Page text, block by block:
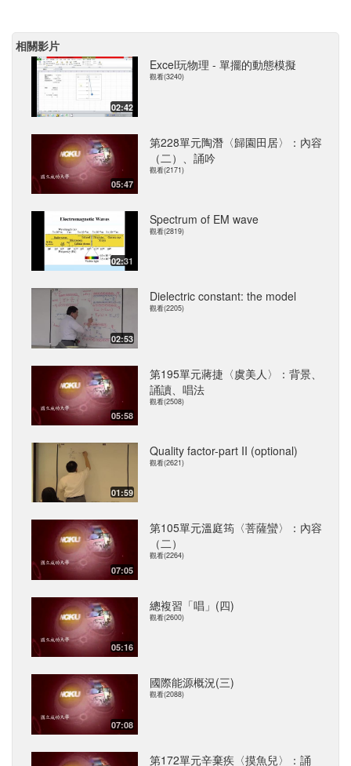
相關影片
02:42
Excel玩物理 - 單擺的動態模擬
觀看(3240)
05:47
第228單元陶潛〈歸園田居〉：內容
（二）、誦吟
觀看(2171)
02:31
Spectrum of EM wave
觀看(2819)
02:53
Dielectric constant: the model
觀看(2205)
05:58
第195單元蔣捷〈虞美人〉：背景、
誦讀、唱法
觀看(2508)
01:59
Quality factor-part II (optional)
觀看(2621)
07:05
第105單元溫庭筠〈菩薩蠻〉：內容
（二）
觀看(2264)
05:16
總複習「唱」(四)
觀看(2600)
07:08
國際能源概況(三)
觀看(2088)
第172單元辛棄疾〈摸魚兒〉：誦